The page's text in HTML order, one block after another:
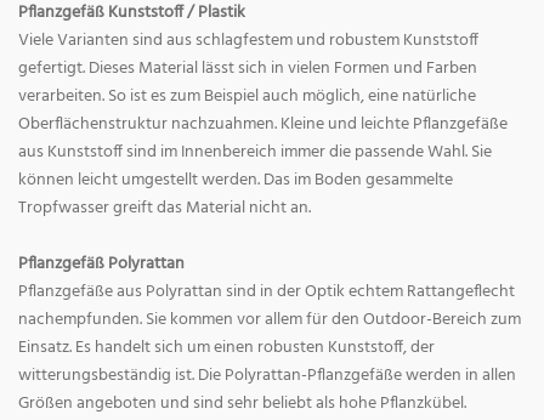
Pflanzgefäß Kunststoff / Plastik
Viele Varianten sind aus schlagfestem und robustem Kunststoff
gefertigt. Dieses Material lässt sich in vielen Formen und Farben
verarbeiten. So ist es zum Beispiel auch möglich, eine natürliche
Oberflächenstruktur nachzuahmen. Kleine und leichte Pflanzgefäße
aus Kunststoff sind im Innenbereich immer die passende Wahl. Sie
können leicht umgestellt werden. Das im Boden gesammelte
Tropfwasser greift das Material nicht an.
Pflanzgefäß Polyrattan
Pflanzgefäße aus Polyrattan sind in der Optik echtem Rattangeflecht
nachempfunden. Sie kommen vor allem für den Outdoor-Bereich zum
Einsatz. Es handelt sich um einen robusten Kunststoff, der
witterungsbeständig ist. Die Polyrattan-Pflanzgefäße werden in allen
Größen angeboten und sind sehr beliebt als hohe Pflanzkübel.